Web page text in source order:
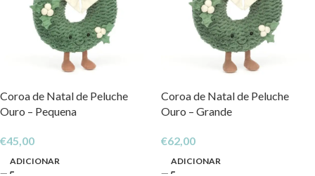
Coroa de Natal de Peluche
Ouro – Pequena
€45,00
ADICIONAR
Coroa de Natal de Peluche
Ouro – Grande
€62,00
ADICIONAR